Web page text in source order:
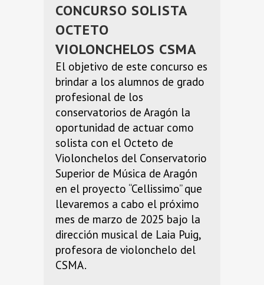
CONCURSO SOLISTA
OCTETO
VIOLONCHELOS CSMA
El objetivo de este concurso es
brindar a los alumnos de grado
profesional de los
conservatorios de Aragón la
oportunidad de actuar como
solista con el Octeto de
Violonchelos del Conservatorio
Superior de Música de Aragón
en el proyecto “Cellissimo” que
llevaremos a cabo el próximo
mes de marzo de 2025 bajo la
dirección musical de Laia Puig,
profesora de violonchelo del
CSMA.